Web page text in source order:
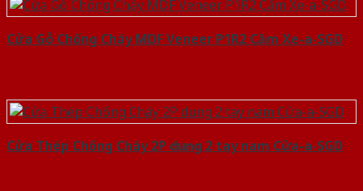
Cửa Gỗ Chống Cháy MDF Veneer P1R2 Căm Xe-a-SGD
Cửa Thép Chống Cháy 2P dung 2 tay nam Cửa-a-SGD